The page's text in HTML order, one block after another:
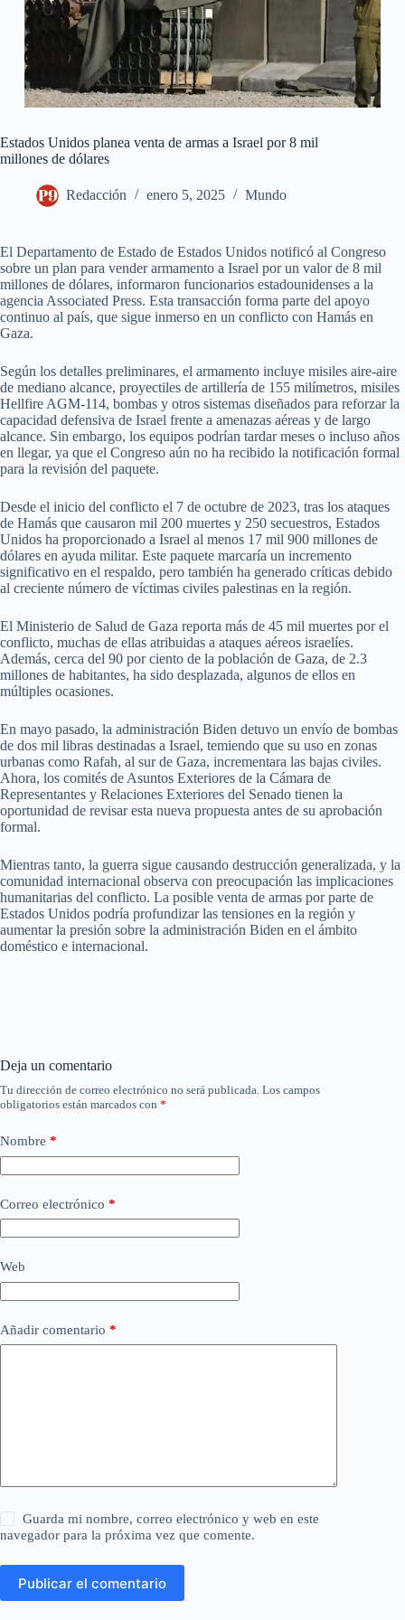
Estados Unidos planea venta de armas a Israel por 8 mil
millones de dólares
Redacción enero 5, 2025 Mundo
El Departamento de Estado de Estados Unidos notificó al Congreso
sobre un plan para vender armamento a Israel por un valor de 8 mil
millones de dólares, informaron funcionarios estadounidenses a la
agencia Associated Press. Esta transacción forma parte del apoyo
continuo al país, que sigue inmerso en un conflicto con Hamás en
Gaza.
Según los detalles preliminares, el armamento incluye misiles aire-aire
de mediano alcance, proyectiles de artillería de 155 milímetros, misiles
Hellfire AGM-114, bombas y otros sistemas diseñados para reforzar la
capacidad defensiva de Israel frente a amenazas aéreas y de largo
alcance. Sin embargo, los equipos podrían tardar meses o incluso años
en llegar, ya que el Congreso aún no ha recibido la notificación formal
para la revisión del paquete.
Desde el inicio del conflicto el 7 de octubre de 2023, tras los ataques
de Hamás que causaron mil 200 muertes y 250 secuestros, Estados
Unidos ha proporcionado a Israel al menos 17 mil 900 millones de
dólares en ayuda militar. Este paquete marcaría un incremento
significativo en el respaldo, pero también ha generado críticas debido
al creciente número de víctimas civiles palestinas en la región.
El Ministerio de Salud de Gaza reporta más de 45 mil muertes por el
conflicto, muchas de ellas atribuidas a ataques aéreos israelíes.
Además, cerca del 90 por ciento de la población de Gaza, de 2.3
millones de habitantes, ha sido desplazada, algunos de ellos en
múltiples ocasiones.
En mayo pasado, la administración Biden detuvo un envío de bombas
de dos mil libras destinadas a Israel, temiendo que su uso en zonas
urbanas como Rafah, al sur de Gaza, incrementara las bajas civiles.
Ahora, los comités de Asuntos Exteriores de la Cámara de
Representantes y Relaciones Exteriores del Senado tienen la
oportunidad de revisar esta nueva propuesta antes de su aprobación
formal.
Mientras tanto, la guerra sigue causando destrucción generalizada, y la
comunidad internacional observa con preocupación las implicaciones
humanitarias del conflicto. La posible venta de armas por parte de
Estados Unidos podría profundizar las tensiones en la región y
aumentar la presión sobre la administración Biden en el ámbito
doméstico e internacional.
Deja un comentario
Tu dirección de correo electrónico no será publicada. Los campos
obligatorios están marcados con *
Nombre *
Correo electrónico *
Web
Añadir comentario *
Guarda mi nombre, correo electrónico y web en este
navegador para la próxima vez que comente.
Publicar el comentario